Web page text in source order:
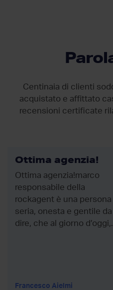
Centinaia di clienti
acquistato e affittato
recensioni certificate
Ottima agenzia!
Ottima agenzia!marco
responsabile della
rockagent è una persona
seria, onesta e gentile da
dire, che al giorno d’oggi,
Francesco Aielmi